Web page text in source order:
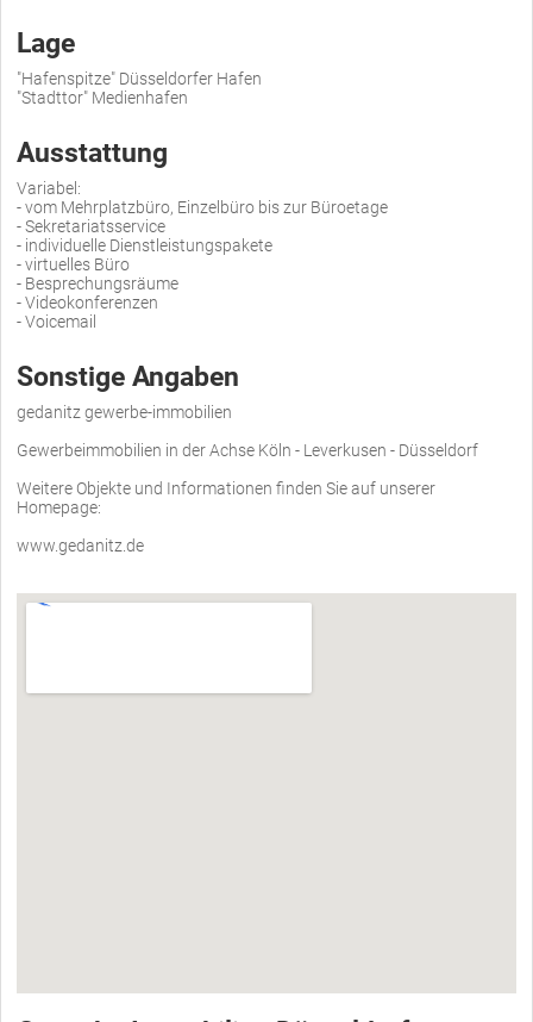
Lage
"Hafenspitze" Düsseldorfer Hafen
"Stadttor" Medienhafen
Ausstattung
Variabel:
- vom Mehrplatzbüro, Einzelbüro bis zur Büroetage
- Sekretariatsservice
- individuelle Dienstleistungspakete
- virtuelles Büro
- Besprechungsräume
- Videokonferenzen
- Voicemail
Sonstige Angaben
gedanitz gewerbe-immobilien
Gewerbeimmobilien in der Achse Köln - Leverkusen - Düsseldorf
Weitere Objekte und Informationen finden Sie auf unserer
Homepage:
www.gedanitz.de